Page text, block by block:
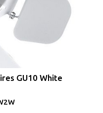
GU10 White